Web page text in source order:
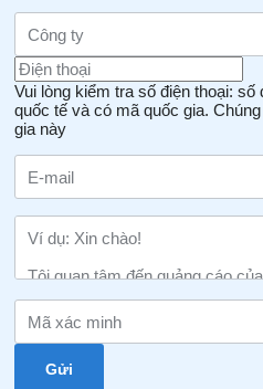
Vui lòng kiểm tra số điện thoại: số
quốc tế và có mã quốc gia.
gia này